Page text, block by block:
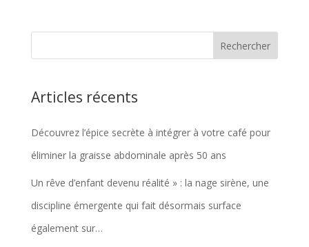
Articles récents
Découvrez l’épice secrète à intégrer à votre café pour
éliminer la graisse abdominale après 50 ans
Un rêve d’enfant devenu réalité » : la nage sirène, une
discipline émergente qui fait désormais surface
également sur…